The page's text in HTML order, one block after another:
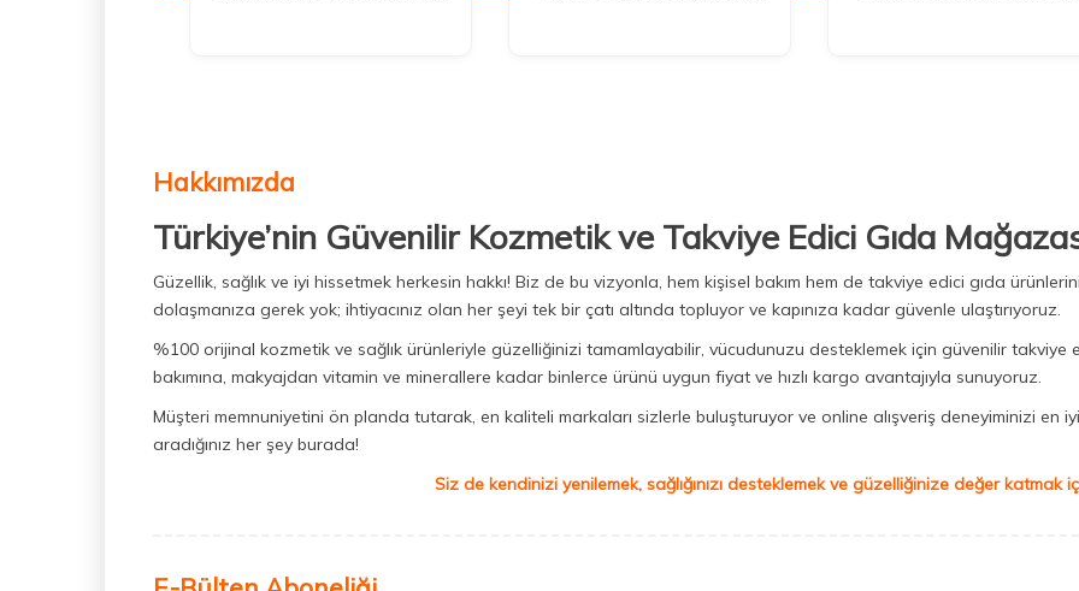
Hakkımızda
Türkiye’nin Güvenilir Kozmetik ve Takviye Edici Gıda
Güzellik, sağlık ve iyi hissetmek herkesin hakkı! Biz de bu vizyonla, hem kişisel bakım hem de takviye edici gıda
dolaşmanıza gerek yok; ihtiyacınız olan her şeyi tek bir çatı altında topluyor ve kapınıza kadar güvenle ulaştırıyoruz.
%100 orijinal kozmetik ve sağlık ürünleriyle güzelliğinizi tamamlayabilir, vücudunuzu desteklemek için güvenilir takviye
bakımına, makyajdan vitamin ve minerallere kadar binlerce ürünü uygun fiyat ve hızlı kargo avantajıyla sunuyoruz.
Müşteri memnuniyetini ön planda tutarak, en kaliteli markaları sizlerle buluşturuyor ve online alışveriş deneyiminizi en
aradığınız her şey burada!
Siz de kendinizi yenilemek, sağlığınızı desteklemek ve güzelliğinize değer katmak